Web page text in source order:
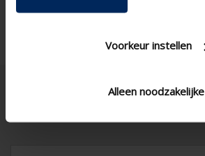
Voorkeur instellen
Alleen noodzakelijke